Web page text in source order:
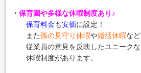
・保育園や多様な休暇制度あり♪
保育料金も安価に設定！
また孫の見守り休暇や婚活休暇など
従業員の意見を反映したユニークな
休暇制度があります。